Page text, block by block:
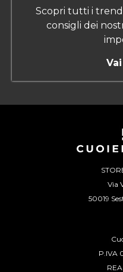
Scopri tutti i
consigli dei
Via
50019
P.IVA